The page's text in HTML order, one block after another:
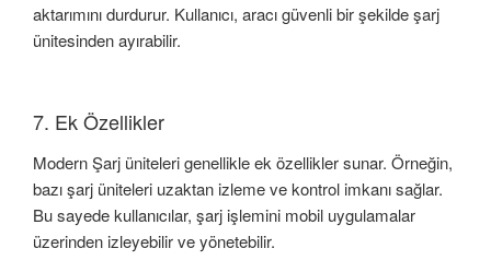
aktarımını durdurur. Kullanıcı, aracı güvenli bir şekilde şarj
ünitesinden ayırabilir.
7. Ek Özellikler
Modern Şarj üniteleri genellikle ek özellikler sunar. Örneğin,
bazı şarj üniteleri uzaktan izleme ve kontrol imkanı sağlar.
Bu sayede kullanıcılar, şarj işlemini mobil uygulamalar
üzerinden izleyebilir ve yönetebilir.